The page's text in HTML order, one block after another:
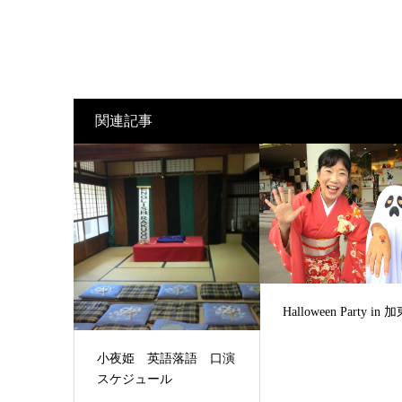
関連記事
小夜姫 英語落語 口演
スケジュール
Halloween Party in 加